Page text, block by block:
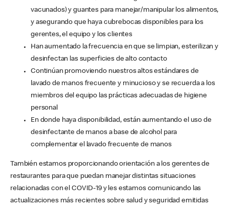
vacunados) y guantes para manejar/manipular los alimentos,
y asegurando que haya cubrebocas disponibles para los
gerentes, el equipo y los clientes
Han aumentado la frecuencia en que se limpian, esterilizan y
desinfectan las superficies de alto contacto
Continúan promoviendo nuestros altos estándares de
lavado de manos frecuente y minucioso y se recuerda a los
miembros del equipo las prácticas adecuadas de higiene
personal
En donde haya disponibilidad, están aumentando el uso de
desinfectante de manos a base de alcohol para
complementar el lavado frecuente de manos
También estamos proporcionando orientación a los gerentes de
restaurantes para que puedan manejar distintas situaciones
relacionadas con el COVID-19 y les estamos comunicando las
actualizaciones más recientes sobre salud y seguridad emitidas